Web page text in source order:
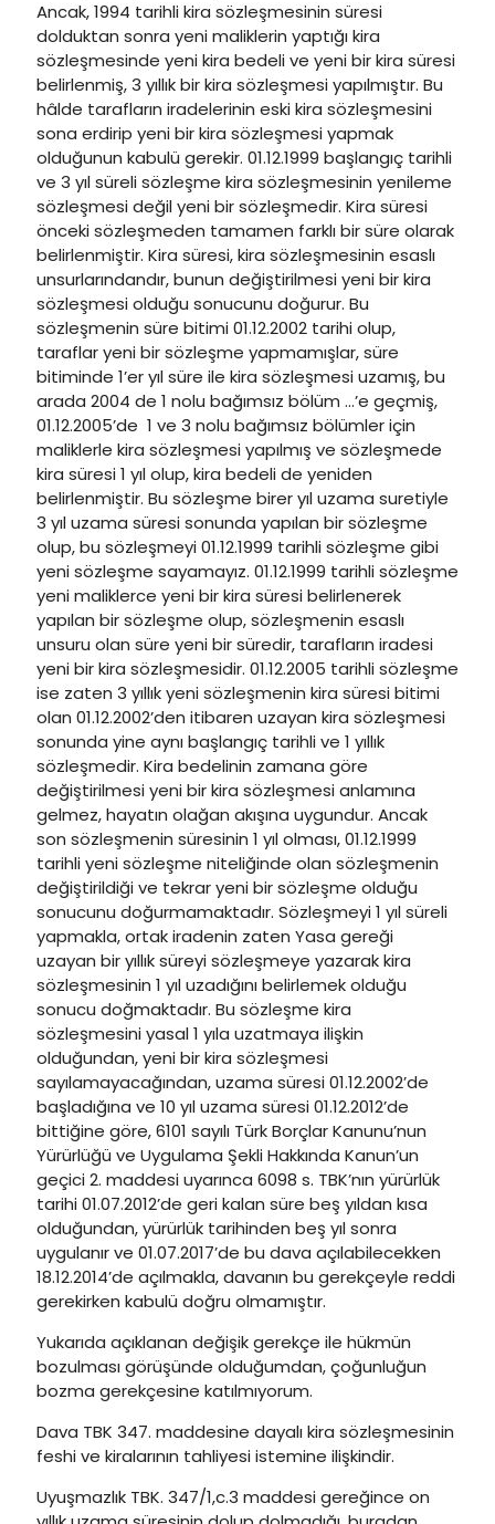
Ancak, 1994 tarihli kira sözleşmesinin süresi
dolduktan sonra yeni maliklerin yaptığı kira
sözleşmesinde yeni kira bedeli ve yeni bir kira süresi
belirlenmiş, 3 yıllık bir kira sözleşmesi yapılmıştır. Bu
hâlde tarafların iradelerinin eski kira sözleşmesini
sona erdirip yeni bir kira sözleşmesi yapmak
olduğunun kabulü gerekir. 01.12.1999 başlangıç tarihli
ve 3 yıl süreli sözleşme kira sözleşmesinin yenileme
sözleşmesi değil yeni bir sözleşmedir. Kira süresi
önceki sözleşmeden tamamen farklı bir süre olarak
belirlenmiştir. Kira süresi, kira sözleşmesinin esaslı
unsurlarındandır, bunun değiştirilmesi yeni bir kira
sözleşmesi olduğu sonucunu doğurur. Bu
sözleşmenin süre bitimi 01.12.2002 tarihi olup,
taraflar yeni bir sözleşme yapmamışlar, süre
bitiminde 1’er yıl süre ile kira sözleşmesi uzamış, bu
arada 2004 de 1 nolu bağımsız bölüm …’e geçmiş,
01.12.2005’de 1 ve 3 nolu bağımsız bölümler için
maliklerle kira sözleşmesi yapılmış ve sözleşmede
kira süresi 1 yıl olup, kira bedeli de yeniden
belirlenmiştir. Bu sözleşme birer yıl uzama suretiyle
3 yıl uzama süresi sonunda yapılan bir sözleşme
olup, bu sözleşmeyi 01.12.1999 tarihli sözleşme gibi
yeni sözleşme sayamayız. 01.12.1999 tarihli sözleşme
yeni maliklerce yeni bir kira süresi belirlenerek
yapılan bir sözleşme olup, sözleşmenin esaslı
unsuru olan süre yeni bir süredir, tarafların iradesi
yeni bir kira sözleşmesidir. 01.12.2005 tarihli sözleşme
ise zaten 3 yıllık yeni sözleşmenin kira süresi bitimi
olan 01.12.2002’den itibaren uzayan kira sözleşmesi
sonunda yine aynı başlangıç tarihli ve 1 yıllık
sözleşmedir. Kira bedelinin zamana göre
değiştirilmesi yeni bir kira sözleşmesi anlamına
gelmez, hayatın olağan akışına uygundur. Ancak
son sözleşmenin süresinin 1 yıl olması, 01.12.1999
tarihli yeni sözleşme niteliğinde olan sözleşmenin
değiştirildiği ve tekrar yeni bir sözleşme olduğu
sonucunu doğurmamaktadır. Sözleşmeyi 1 yıl süreli
yapmakla, ortak iradenin zaten Yasa gereği
uzayan bir yıllık süreyi sözleşmeye yazarak kira
sözleşmesinin 1 yıl uzadığını belirlemek olduğu
sonucu doğmaktadır. Bu sözleşme kira
sözleşmesini yasal 1 yıla uzatmaya ilişkin
olduğundan, yeni bir kira sözleşmesi
sayılamayacağından, uzama süresi 01.12.2002’de
başladığına ve 10 yıl uzama süresi 01.12.2012’de
bittiğine göre, 6101 sayılı Türk Borçlar Kanunu’nun
Yürürlüğü ve Uygulama Şekli Hakkında Kanun’un
geçici 2. maddesi uyarınca 6098 s. TBK’nın yürürlük
tarihi 01.07.2012’de geri kalan süre beş yıldan kısa
olduğundan, yürürlük tarihinden beş yıl sonra
uygulanır ve 01.07.2017’de bu dava açılabilecekken
18.12.2014’de açılmakla, davanın bu gerekçeyle reddi
gerekirken kabulü doğru olmamıştır.
Yukarıda açıklanan değişik gerekçe ile hükmün
bozulması görüşünde olduğumdan, çoğunluğun
bozma gerekçesine katılmıyorum.
Dava TBK 347. maddesine dayalı kira sözleşmesinin
feshi ve kiralarının tahliyesi istemine ilişkindir.
Uyuşmazlık TBK. 347/1,c.3 maddesi gereğince on